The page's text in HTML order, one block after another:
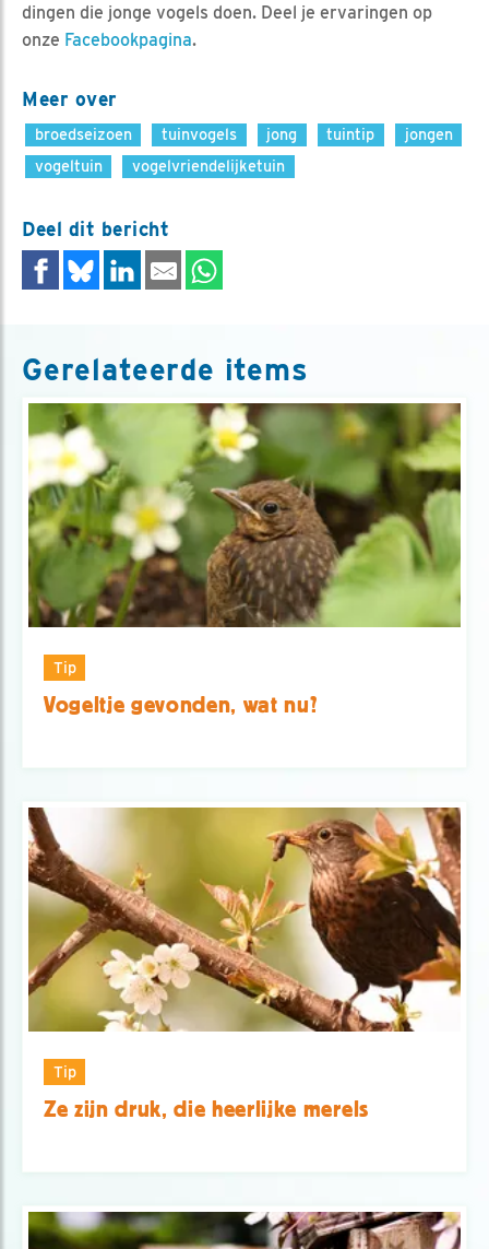
dingen die jonge vogels doen. Deel je ervaringen op
onze Facebookpagina.
Meer over
broedseizoen tuinvogels jong tuintip
jongen
vogeltuin
vogelvriendelijketuin
Deel dit bericht
Gerelateerde items
Tip
Vogeltje gevonden, wat nu?
Tip
Ze zijn druk, die heerlijke merels